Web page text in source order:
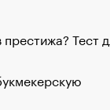
Тест